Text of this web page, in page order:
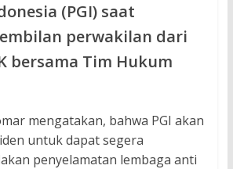
(PGI) saat
perwakilan dari
bersama Tim Hukum
mengatakan, bahwa PGI akan
untuk dapat segera
penyelamatan lembaga anti